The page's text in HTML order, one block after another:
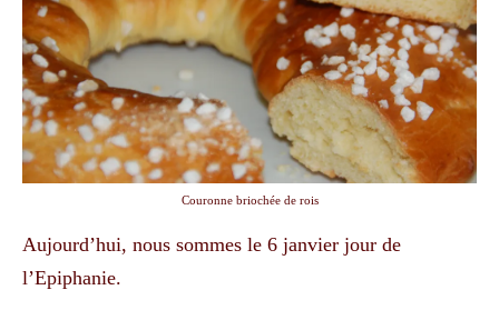
Couronne briochée de rois
Aujourd’hui, nous sommes le 6 janvier jour de
l’Epiphanie.